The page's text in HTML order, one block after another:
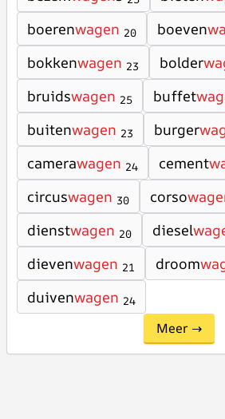
boerenwagen 20 boeven
bokkenwagen 23 bolder
bruidswagen 25 buffet
buitenwagen 23 burger
camerawagen 24 cement
circuswagen 30 corso
dienstwagen 20 diesel
dievenwagen 21 droom
duivenwagen 24
Meer →